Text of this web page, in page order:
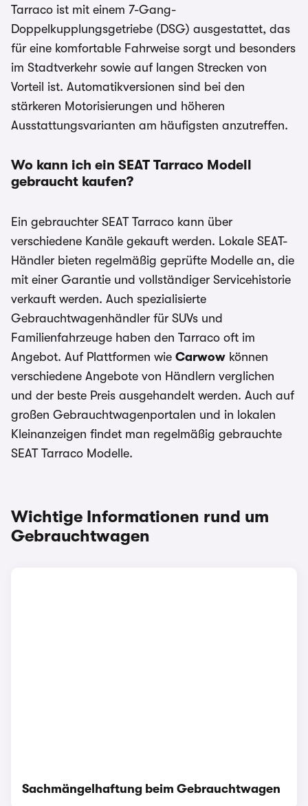
Tarraco ist mit einem 7-Gang-
Doppelkupplungsgetriebe (DSG) ausgestattet, das
für eine komfortable Fahrweise sorgt und besonders
im Stadtverkehr sowie auf langen Strecken von
Vorteil ist. Automatikversionen sind bei den
stärkeren Motorisierungen und höheren
Ausstattungsvarianten am häufigsten anzutreffen.
Wo kann ich ein SEAT Tarraco Modell
gebraucht kaufen?
Ein gebrauchter SEAT Tarraco kann über
verschiedene Kanäle gekauft werden. Lokale SEAT-
Händler bieten regelmäßig geprüfte Modelle an, die
mit einer Garantie und vollständiger Servicehistorie
verkauft werden. Auch spezialisierte
Gebrauchtwagenhändler für SUVs und
Familienfahrzeuge haben den Tarraco oft im
Angebot. Auf Plattformen wie Carwow können
verschiedene Angebote von Händlern verglichen
und der beste Preis ausgehandelt werden. Auch auf
großen Gebrauchtwagenportalen und in lokalen
Kleinanzeigen findet man regelmäßig gebrauchte
SEAT Tarraco Modelle.
Wichtige Informationen rund um
Gebrauchtwagen
Sachmängelhaftung beim Gebrauchtwagen